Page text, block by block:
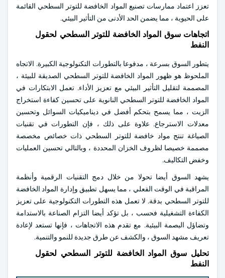
تعزز اعتماد ممارسات تصنيع المواد الخافضة للتوتر السطحي القائمة
على الحيوية ، مما يضمن الحد الأدنى من التأثير البيئي.
اتجاهات سوق المواد الخافضة للتوتر السطحي لحقول
النفط
يتطور السوق بسرعة ، مدفوعا بالتطورات التكنولوجية الكبيرة. الاتجاه
الملحوظ هو ظهور المواد الخافضة للتوتر السطحي الصديقة للبيئة ،
المصممة لتقليل التأثير البيئي مع تعزيز الأداء. تعمل الابتكارات في
المواد الخافضة للتوتر السطحي النانوية على تحسين كفاءة استخراج
الزيت ، مما يسمح بتحكم أفضل في ديناميكيات السوائل وتحسين
معدلات الاسترجاع. علاوة على ذلك ، فإن التطورات في تقنيات
الصياغة تنتج مواد خافضة للتوتر السطحي ذات خصائص مخصصة
مصممة خصيصا لظروف الخزان المحددة ، وبالتالي تحسين العمليات
وخفض التكاليف.
يشهد السوق أيضا تحولا من خلال دمج التقنيات الرقمية وأنظمة
المراقبة في الوقت الفعلي ، مما يسهل تطبيق وإدارة المواد الخافضة
للتوتر السطحي بدقة. لا تعمل هذه التطورات التكنولوجية على تعزيز
الكفاءة التشغيلية فحسب ، بل تؤكد أيضا التزام الصناعة بالاستدامة
وتضاؤل البصمة البيئية. مع تقدم هذه الاتجاهات ، فإنها تستعد لإعادة
تعريف مشهد السوق ، والكشف عن طرق جديدة للنمو والتنمية.
تحليل سوق المواد الخافضة للتوتر السطحي لحقول
النفط